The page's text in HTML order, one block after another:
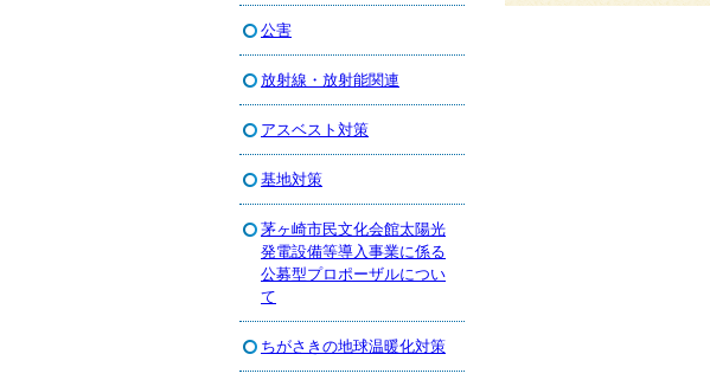
公害
放射線・放射能関連
アスベスト対策
基地対策
茅ヶ崎市民文化会館太陽光
発電設備等導入事業に係る
公募型プロポーザルについ
て
ちがさきの地球温暖化対策